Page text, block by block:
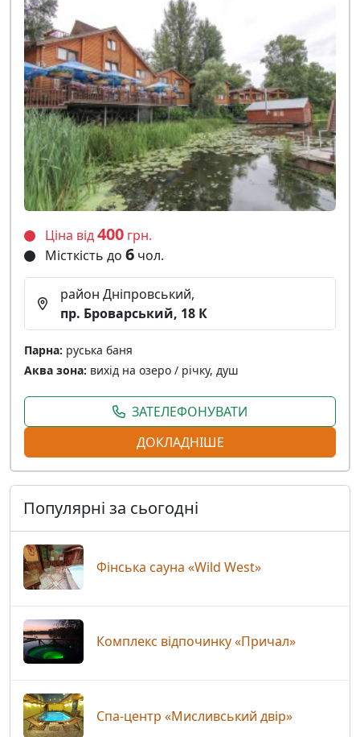
Ціна від400 грн.
Місткість до 6 чол.
район Дніпровський,
пр. Броварський, 18 К
Парна: руська баня
Аква зона: вихід на озеро / річку, душ
ЗАТЕЛЕФОНУВАТИ
ДОКЛАДНІШЕ
Популярні за сьогодні
Фінська сауна «Wild West»
Комплекс відпочинку «Причал»
Спа-центр «Мисливський двір»